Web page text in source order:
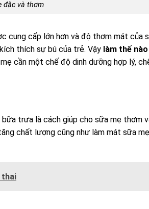
đặc và thơm
cung cấp lớn hơn và độ thơm mát của
thích sự bú của trẻ. Vậy làm thế
cần một chế độ dinh dưỡng hợp lý,
trưa là cách giúp cho sữa mẹ thơm
chất lượng cũng như làm mát sữa
thai